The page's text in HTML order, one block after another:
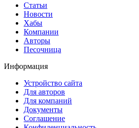
Статьи
Новости
Хабы
Компании
Авторы
Песочница
Информация
Устройство сайта
Для авторов
Для компаний
Документы
Соглашение